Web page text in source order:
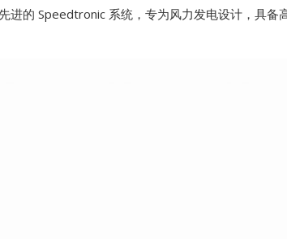
进的 Speedtronic 系统，专为风力发电设计，具备